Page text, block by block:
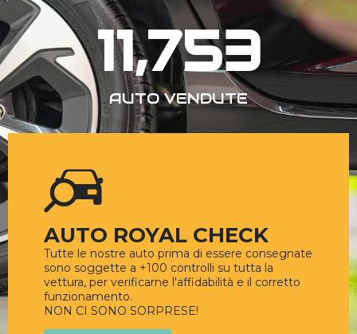
11,753
AUTO VENDUTE
AUTO ROYAL CHECK
Tutte le nostre auto prima di essere consegnate
sono soggette a +100 controlli su tutta la
vettura, per verificarne l'affidabilità e il corretto
funzionamento.
NON CI SONO SORPRESE!